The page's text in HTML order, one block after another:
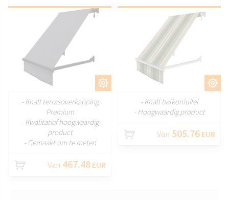
- Knall terrasoverkapping
Premium
- Kwalitatief hoogwaardig
product
- Gemaakt om te meten
Van 467.48 EUR
- Knall balkonluifel
- Hoogwaardig product
Van 505.76 EUR